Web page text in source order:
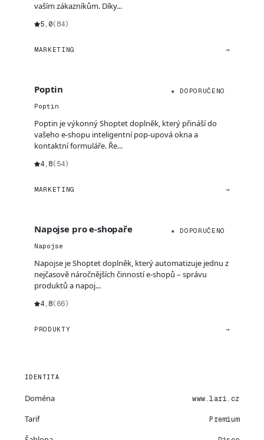
vaším zákazníkům. Díky...
5,0(84)
MARKETING →
Poptin
★ DOPORUČENO
Poptin
Poptin je výkonný Shoptet doplněk, který přináší do
vašeho e-shopu inteligentní pop-upová okna a
kontaktní formuláře. Ře...
4,8(54)
MARKETING →
Napojse pro e-shopaře
★ DOPORUČENO
Napojse
Napojse je Shoptet doplněk, který automatizuje jednu z
nejčasově náročnějších činností e-shopů – správu
produktů a napoj...
4,8(66)
PRODUKTY →
IDENTITA
Doména www.lari.cz
Tarif Premium